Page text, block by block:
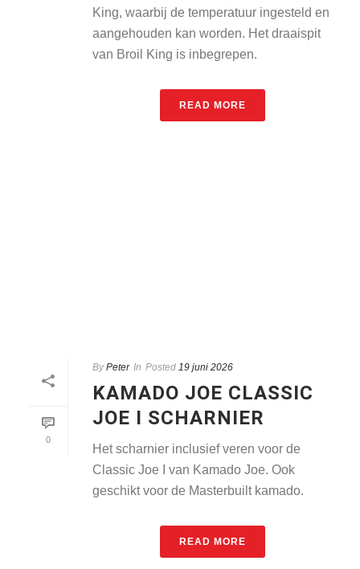
King, waarbij de temperatuur ingesteld en
aangehouden kan worden. Het draaispit
van Broil King is inbegrepen.
READ MORE
0
By Peter In Posted 19 juni 2026
KAMADO JOE CLASSIC
JOE I SCHARNIER
Het scharnier inclusief veren voor de
Classic Joe I van Kamado Joe. Ook
geschikt voor de Masterbuilt kamado.
READ MORE